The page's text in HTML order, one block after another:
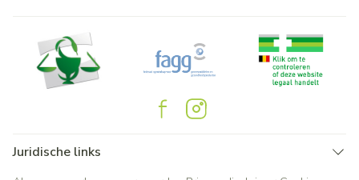
Juridische links